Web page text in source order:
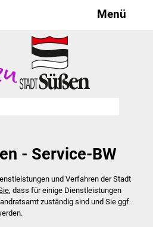
Menü
Stadt & Politik
Bürgermeister
Ausschüsse
Ratsinformationssystem
Jugendbeirat
- Service-BW
und Verfahren der Stadt
, dass für einige Dienstleistungen
zuständig sind und Sie ggf.